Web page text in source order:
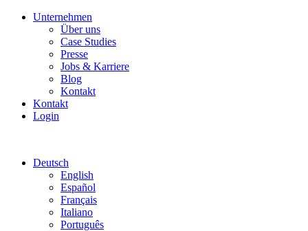
Unternehmen
Über uns
Case Studies
Presse
Jobs & Karriere
Blog
Kontakt
Kontakt
Login
Deutsch
English
Español
Français
Italiano
Português